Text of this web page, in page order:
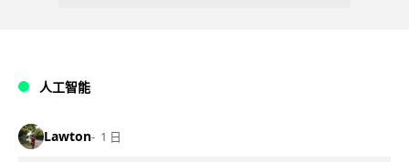
人工智能
Lawton 1 日